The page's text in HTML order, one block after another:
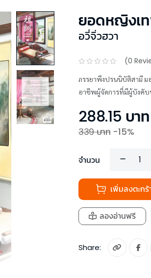
ยอดหญิงเ
อวี่จิ่วฮวา
(0
ภรรยาพึงปรนนิบัติสามี มองสามีดุ
อาชีพผู้จัดการที่มีผู้บังคับ
288.15 บาท
339บาท -15%
จำนวน
เพิ่มลงตะกร้
ลองอ่านฟรี
Share: